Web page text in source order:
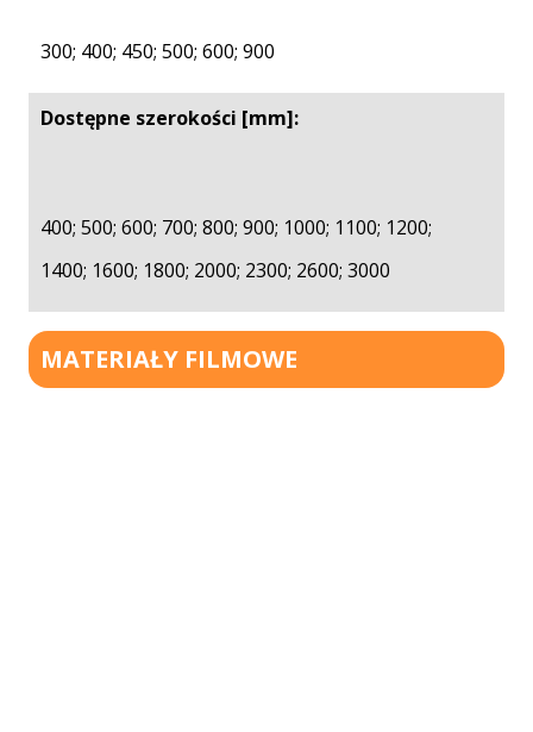
300; 400; 450; 500; 600; 900
Dostępne szerokości [mm]:
400; 500; 600; 700; 800; 900; 1000; 1100; 1200;
1400; 1600; 1800; 2000; 2300; 2600; 3000
MATERIAŁY FILMOWE